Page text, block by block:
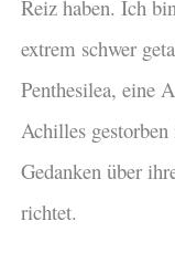
Reiz haben. Ich
extrem schwer
Penthesilea, eine
Achilles
Gedanken über
richtet.